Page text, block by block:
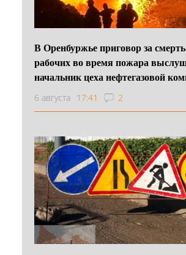
В Оренбуржье приговор за
рабочих во время пожара
начальник цеха нефтегазовой
6 августа 17:41 2